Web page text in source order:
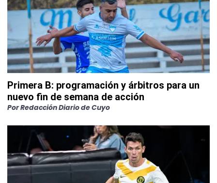
Primera B: programación y árbitros para un
nuevo fin de semana de acción
PorRedacción Diario de Cuyo